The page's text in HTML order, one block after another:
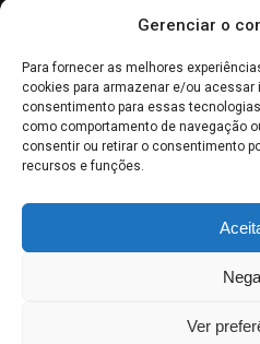
Gerenciar o
Para fornecer as melhores
cookies para armazenar e/ou acessar
consentimento para essas
como comportamento de navegação
consentir ou retirar o consentimento
recursos e funções.
Ver
informativo, servindo como
interpretadas como
Bolsa